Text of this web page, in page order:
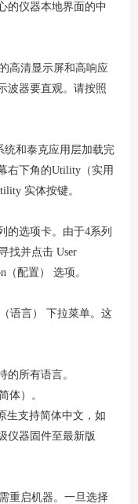
的仪器本地界面的中
高清显示屏和高响应
波器要直观。请按照
统和泰克应用层加载完
右下角的Utility（实用
实体按键。
的选项卡。由于4系列
找并点击 User
（配置） 选项。
（语言） 下拉菜单。这
的所有语言。
体）。
生支持简体中文，如
仪器固件至最新版
重启机器。一旦选择